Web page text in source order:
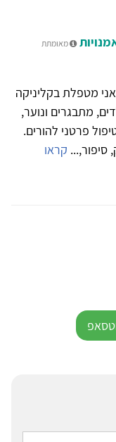
מאומתת
ענת כהן | מטפלת באמנות מוסמכת M.A אני מטפלת בקליניקה
מתבגרים ונוער,
פרטני להורים.
סיפור,... קראו